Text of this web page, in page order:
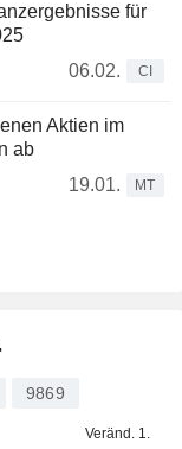
für
06.02.
CI
Aktien im
ab
19.01.
MT
9869
Veränd. 1.